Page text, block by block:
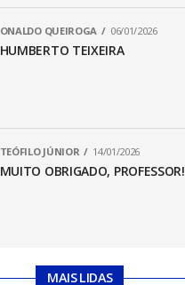
ONALDO QUEIROGA 06/01/2026
HUMBERTO TEIXEIRA
TEÓFILO JÚNIOR 14/01/2026
MUITO OBRIGADO, PROFESSOR!
MAIS LIDAS